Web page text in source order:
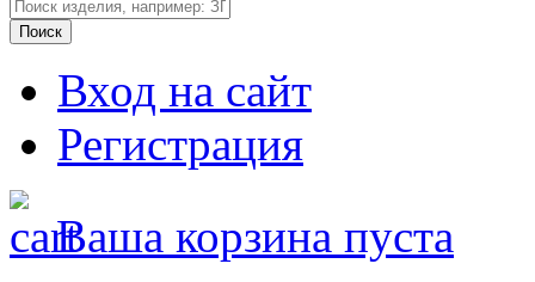
Вход на сайт
Регистрация
Ваша корзина пуста